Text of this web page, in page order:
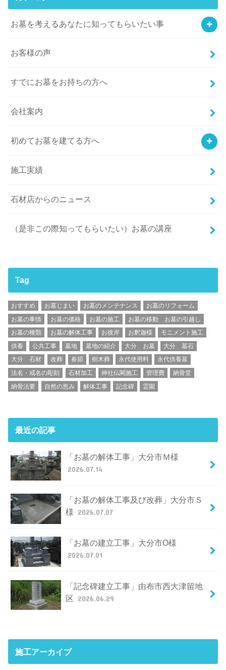
お墓を考えるあなたに知ってもらいたい事
お客様の声
すでにお墓をお持ちの方へ
会社案内
初めてお墓を建てる方へ
施工実績
石材店からのニュース
（是非この際知ってもらいたい）お墓の講座
Tag
おすすめ お墓じまい お墓のメンテナンス
お墓のリフォーム
お墓の事情
お墓の価格 お墓の施工
お墓の移動 お墓の引越し
お墓の種類
お墓の解体工事 お彼岸 お釈迦様
モニメント施工
供養
公共工事 墓地 墓地の紹介 大分 お墓
大分 墓石
大分 石材
改葬 春節 樹木葬 永代使用料
永代供養墓
法名・戒名の彫刻
石材加工 神社仏閣施工 管理費
納骨堂
納骨法要
自然の恵み 解体工事 記念碑 霊園
最近の記事
「お墓の解体工事」大分市Ｍ様
2026.07.14
「お墓の解体工事及び改葬」大分市Ｓ
様 2026.07.07
「お墓の建立工事」大分市O様
2026.07.01
「記念碑建立工事」由布市西大津留地
区 2026.06.29
施工アーカイブ